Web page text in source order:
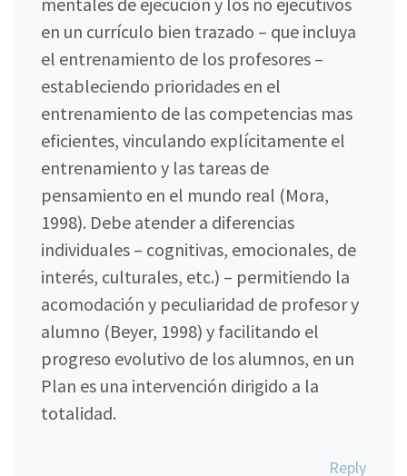
en un currículo bien trazado – que incluya
el entrenamiento de los profesores –
estableciendo prioridades en el
entrenamiento de las competencias mas
eficientes, vinculando explícitamente el
entrenamiento y las tareas de
pensamiento en el mundo real (Mora,
1998). Debe atender a diferencias
individuales – cognitivas, emocionales, de
interés, culturales, etc.) – permitiendo la
acomodación y peculiaridad de profesor y
alumno (Beyer, 1998) y facilitando el
progreso evolutivo de los alumnos, en un
Plan es una intervención dirigido a la
totalidad.
Reply